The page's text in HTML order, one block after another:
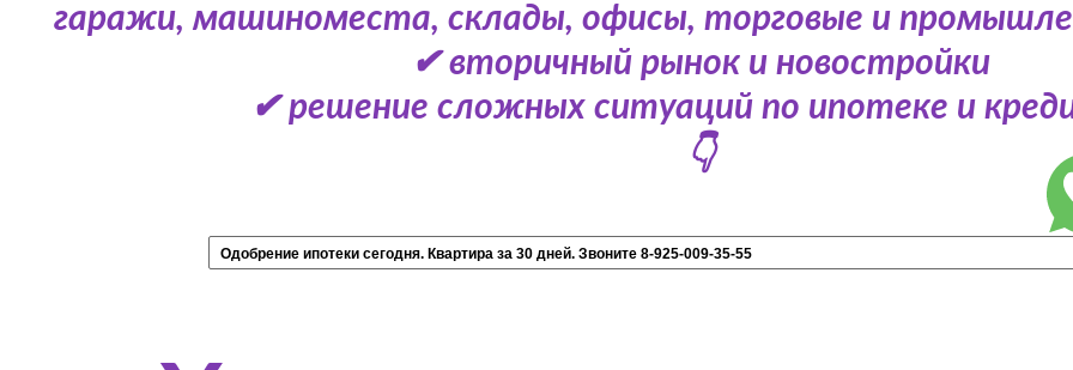
гаражи, машиноместа, склады, офисы, торговые и
✔ вторичный рынок и новостройки
✔ решение сложных ситуаций по ипотеке и
👇